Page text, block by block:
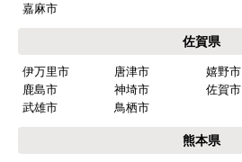
嘉麻市
佐賀県
伊万里市 唐津市 嬉野市
鹿島市
神埼市 佐賀市
武雄市
鳥栖市
熊本県